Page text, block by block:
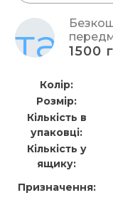
1500
Колір
Розмір
Кількість в
упаковці
Кількість у
ящику
Призначення